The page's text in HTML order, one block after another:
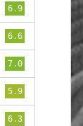
6.9
6.6
7.0
5.9
6.3